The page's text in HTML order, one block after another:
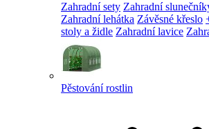
Zahradní sety Zahradní
Zahradní lehátka Závěsné křeslo
stoly a židle Zahradní lavice
Pěstování rostlin